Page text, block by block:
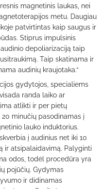
magnetinis laukas, nei
metu. Daugiau
patvirtintas kaip saugus ir
Stiprus impulsinis
depoliarizaciją taip
Taip skatinama ir
audinių kraujotaka.“
gydytojos, specialiems
randa laiko ar
atlikti ir per pietų
minučių pasodinamas į
lauko induktorius.
į audinius net iki 10
ir atsipalaidavimą. Palyginti
odos, todėl procedūra yra
pojūčių. Gydymas
ir didinamas